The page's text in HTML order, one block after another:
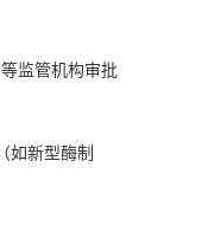
监管机构审批
如新型酶制